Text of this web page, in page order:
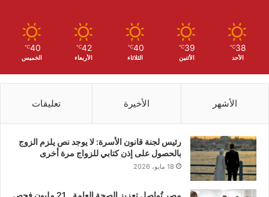
38
℃
الأحد
39
℃
الأثنين
40
℃
الثلاثاء
42
℃
الأربعاء
40
℃
الخميس
الأشهر الأخيرة تعليقات
رئيس لجنة قانون الأسرة: لا يوجد نص يلزم الزوج
بالحصول على إذن كتابي للزواج مرة أخرى
18 مايو، 2026
مصر تُواصل تعزيز الصحة العامة.. 21 مليون فحص